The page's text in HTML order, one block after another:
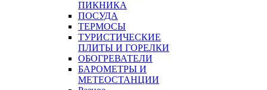
ПИКНИКА
ПОСУДА
ТЕРМОСЫ
ТУРИСТИЧЕСКИЕ
ПЛИТЫ И ГОРЕЛКИ
ОБОГРЕВАТЕЛИ
БАРОМЕТРЫ И
МЕТЕОСТАНЦИИ